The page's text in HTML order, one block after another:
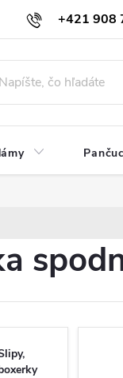
+421 908